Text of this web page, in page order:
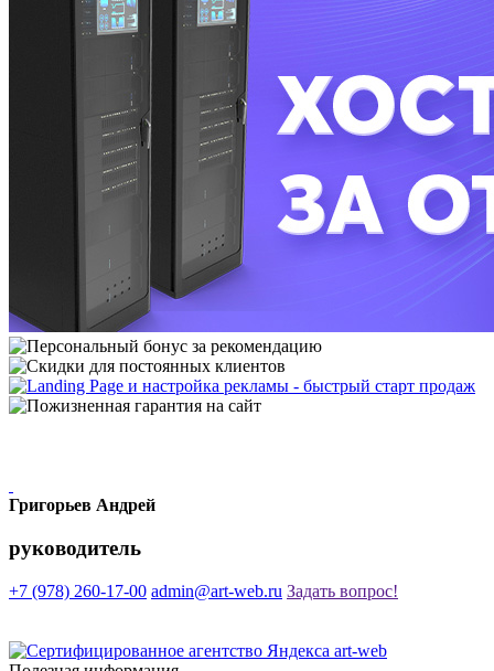
Григорьев Андрей
руководитель
+7 (978) 260-17-00 admin@art-web.ru Задать вопрос!